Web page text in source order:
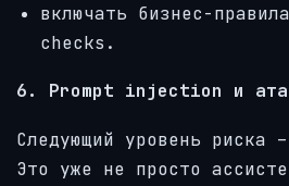
включать бизнес-
checks.
6. Prompt injection и
Следующий уровень риска
Это уже не просто